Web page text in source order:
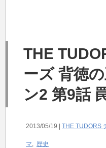
THE
ーズ 背徳
ン2 第9話
2013/05/19 | THE TUDORS
マ, 歴史